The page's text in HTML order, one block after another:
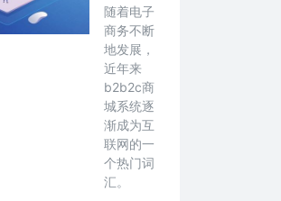
随着电子
商务不断
地发展，
近年来
b2b2c商
城系统逐
渐成为互
联网的一
个热门词
汇。